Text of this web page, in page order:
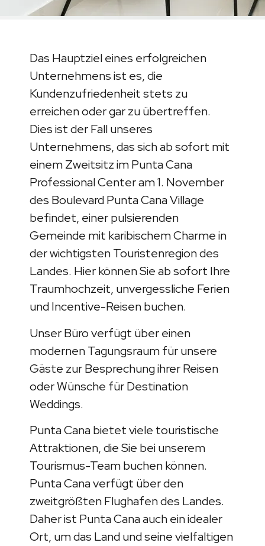
Das Hauptziel eines erfolgreichen
Unternehmens ist es, die
Kundenzufriedenheit stets zu
erreichen oder gar zu übertreffen.
Dies ist der Fall unseres
Unternehmens, das sich ab sofort mit
einem Zweitsitz im Punta Cana
Professional Center am 1. November
des Boulevard Punta Cana Village
befindet, einer pulsierenden
Gemeinde mit karibischem Charme in
der wichtigsten Touristenregion des
Landes. Hier können Sie ab sofort Ihre
Traumhochzeit, unvergessliche Ferien
und Incentive-Reisen buchen.
Unser Büro verfügt über einen
modernen Tagungsraum für unsere
Gäste zur Besprechung ihrer Reisen
oder Wünsche für Destination
Weddings.
Punta Cana bietet viele touristische
Attraktionen, die Sie bei unserem
Tourismus-Team buchen können.
Punta Cana verfügt über den
zweitgrößten Flughafen des Landes.
Daher ist Punta Cana auch ein idealer
Ort, um das Land und seine vielfaltigen